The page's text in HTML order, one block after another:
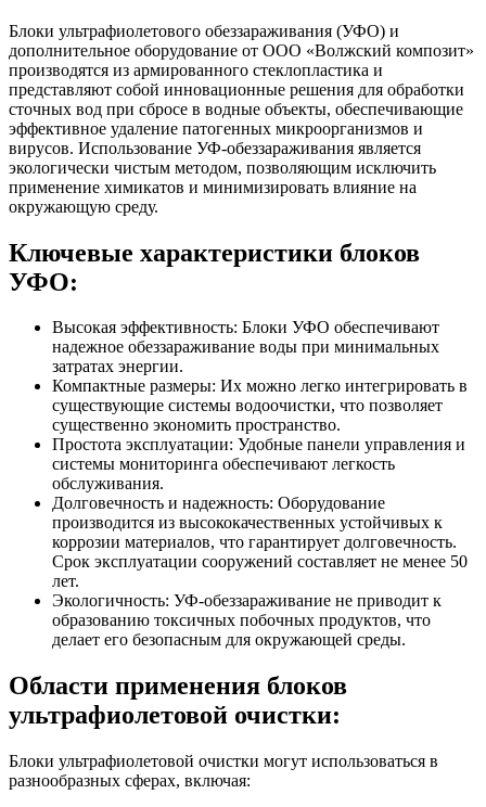
Блоки ультрафиолетового обеззараживания (УФО) и
дополнительное оборудование от ООО «Волжский композит»
производятся из армированного стеклопластика и
представляют собой инновационные решения для обработки
сточных вод при сбросе в водные объекты, обеспечивающие
эффективное удаление патогенных микроорганизмов и
вирусов. Использование УФ-обеззараживания является
экологически чистым методом, позволяющим исключить
применение химикатов и минимизировать влияние на
окружающую среду.
Ключевые характеристики блоков
УФО:
Высокая эффективность: Блоки УФО обеспечивают
надежное обеззараживание воды при минимальных
затратах энергии.
Компактные размеры: Их можно легко интегрировать в
существующие системы водоочистки, что позволяет
существенно экономить пространство.
Простота эксплуатации: Удобные панели управления и
системы мониторинга обеспечивают легкость
обслуживания.
Долговечность и надежность: Оборудование
производится из высококачественных устойчивых к
коррозии материалов, что гарантирует долговечность.
Срок эксплуатации сооружений составляет не менее 50
лет.
Экологичность: УФ-обеззараживание не приводит к
образованию токсичных побочных продуктов, что
делает его безопасным для окружающей среды.
Области применения блоков
ультрафиолетовой очистки:
Блоки ультрафиолетовой очистки могут использоваться в
разнообразных сферах, включая: